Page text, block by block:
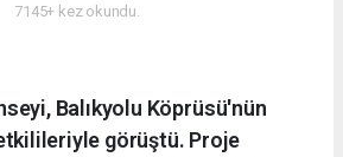
7145+ kez okundu.
Balıkyolu Köprüsü'nün
görüştü. Proje